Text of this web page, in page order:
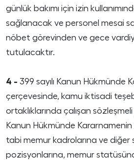
günlük bakımı için izin
sağlanacak ve personel mesai
nöbet görevinden ve gece
tutulacaktır.
4 - 399 sayılı Kanun Hükmünde
çerçevesinde, kamu iktisadi
ortaklıklarında çalışan
Kanun Hükmünde Kararnamenin
tabi memur kadrolarına ve diğer
pozisyonlarına, memur